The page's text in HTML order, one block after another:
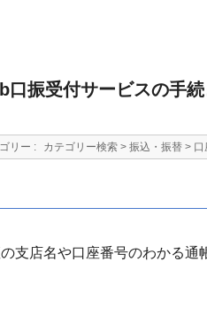
口振受付サービスの手
リー : カテゴリー検索 > 振込・振替 > 口
支店名や口座番号のわかる通